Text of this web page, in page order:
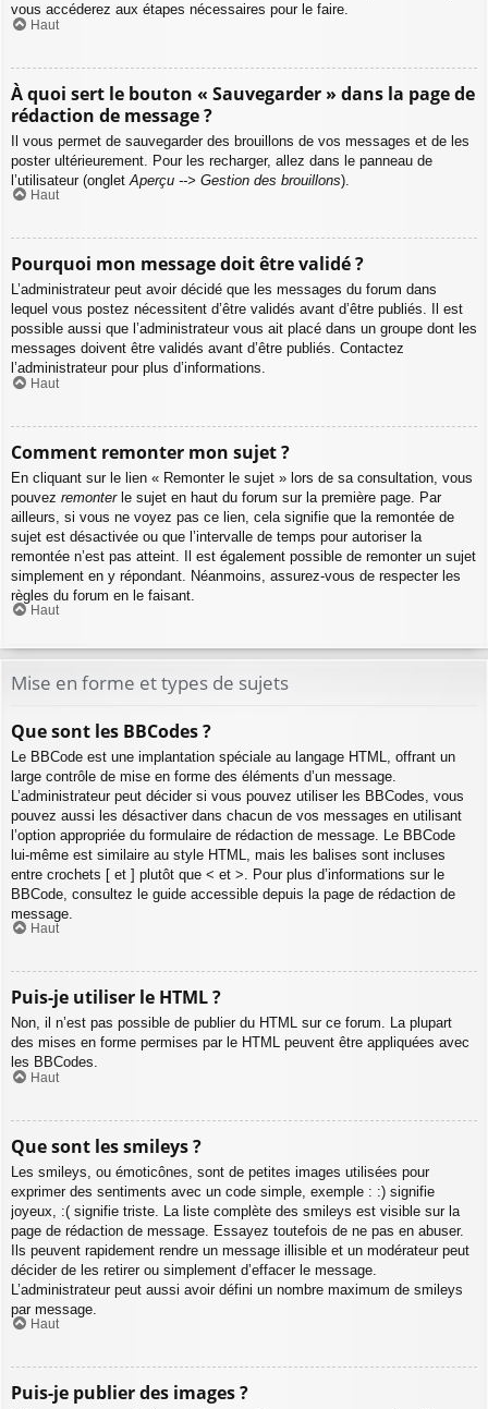
vous accéderez aux étapes nécessaires pour le faire.
Haut
À quoi sert le bouton « Sauvegarder » dans la page de
rédaction de message ?
Il vous permet de sauvegarder des brouillons de vos messages et de les
poster ultérieurement. Pour les recharger, allez dans le panneau de
l’utilisateur (onglet Aperçu --> Gestion des brouillons).
Haut
Pourquoi mon message doit être validé ?
L’administrateur peut avoir décidé que les messages du forum dans
lequel vous postez nécessitent d’être validés avant d’être publiés. Il est
possible aussi que l’administrateur vous ait placé dans un groupe dont les
messages doivent être validés avant d’être publiés. Contactez
l’administrateur pour plus d’informations.
Haut
Comment remonter mon sujet ?
En cliquant sur le lien « Remonter le sujet » lors de sa consultation, vous
pouvez remonterle sujet en haut du forum sur la première page. Par
ailleurs, si vous ne voyez pas ce lien, cela signifie que la remontée de
sujet est désactivée ou que l’intervalle de temps pour autoriser la
remontée n’est pas atteint. Il est également possible de remonter un sujet
simplement en y répondant. Néanmoins, assurez-vous de respecter les
règles du forum en le faisant.
Haut
Mise en forme et types de sujets
Que sont les BBCodes ?
Le BBCode est une implantation spéciale au langage HTML, offrant un
large contrôle de mise en forme des éléments d’un message.
L’administrateur peut décider si vous pouvez utiliser les BBCodes, vous
pouvez aussi les désactiver dans chacun de vos messages en utilisant
l’option appropriée du formulaire de rédaction de message. Le BBCode
lui-même est similaire au style HTML, mais les balises sont incluses
entre crochets [ et ] plutôt que < et >. Pour plus d’informations sur le
BBCode, consultez le guide accessible depuis la page de rédaction de
message.
Haut
Puis-je utiliser le HTML ?
Non, il n’est pas possible de publier du HTML sur ce forum. La plupart
des mises en forme permises par le HTML peuvent être appliquées avec
les BBCodes.
Haut
Que sont les smileys ?
Les smileys, ou émoticônes, sont de petites images utilisées pour
exprimer des sentiments avec un code simple, exemple : :) signifie
joyeux, :( signifie triste. La liste complète des smileys est visible sur la
page de rédaction de message. Essayez toutefois de ne pas en abuser.
Ils peuvent rapidement rendre un message illisible et un modérateur peut
décider de les retirer ou simplement d’effacer le message.
L’administrateur peut aussi avoir défini un nombre maximum de smileys
par message.
Haut
Puis-je publier des images ?